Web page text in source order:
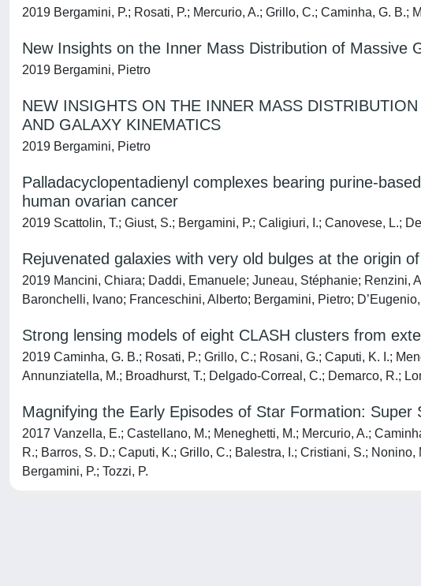
2019 Bergamini, P.; Rosati, P.; Mercurio, A.; Grillo, C.; Caminha, G.
New Insights on the Inner Mass Distribution of Massive
2019 Bergamini, Pietro
NEW INSIGHTS ON THE INNER MASS
AND GALAXY KINEMATICS
2019 Bergamini, Pietro
Palladacyclopentadienyl complexes bearing purine-
human ovarian cancer
2019 Scattolin, T.; Giust, S.; Bergamini, P.; Caligiuri, I.; Canovese, L.;
Rejuvenated galaxies with very old bulges at the origin
2019 Mancini, Chiara; Daddi, Emanuele; Juneau, Stéphanie;
Baronchelli, Ivano; Franceschini, Alberto; Bergamini, Pietro;
Strong lensing models of eight CLASH clusters from
2019 Caminha, G. B.; Rosati, P.; Grillo, C.; Rosani, G.; Caputi, K. I.;
Annunziatella, M.; Broadhurst, T.; Delgado-Correal, C.; Demarco, R.;
Magnifying the Early Episodes of Star Formation:
2017 Vanzella, E.; Castellano, M.; Meneghetti, M.; Mercurio, A.;
R.; Barros, S. D.; Caputi, K.; Grillo, C.; Balestra, I.; Cristiani, S.;
Bergamini, P.; Tozzi, P.